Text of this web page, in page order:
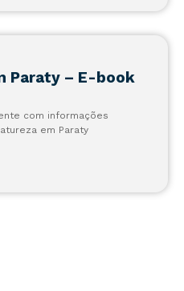
Paraty – E-book
com informações
em Paraty